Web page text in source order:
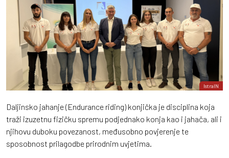
IstraIN
Daljinsko jahanje (Endurance riding) konjička je disciplina koja
traži izuzetnu fizičku spremu podjednako konja kao i jahača, ali i
njihovu duboku povezanost, međusobno povjerenje te
sposobnost prilagodbe prirodnim uvjetima.